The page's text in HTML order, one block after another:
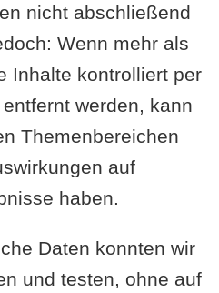
nicht abschließend
Wenn mehr als
Inhalte kontrolliert per
werden, kann
Themenbereichen
auf
haben.
Daten konnten wir
und testen, ohne auf